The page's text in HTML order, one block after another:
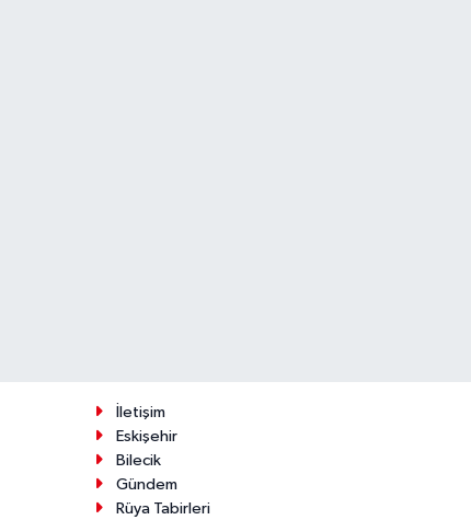
İletişim
Eskişehir
Bilecik
Gündem
Rüya Tabirleri